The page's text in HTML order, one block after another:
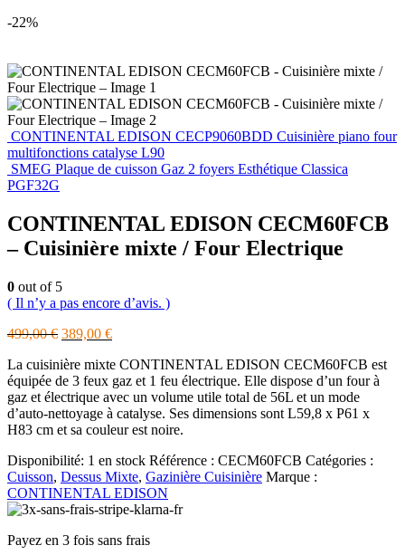
-22%
CONTINENTAL EDISON CECP9060BDD Cuisinière piano four
multifonctions catalyse L90
SMEG Plaque de cuisson Gaz 2 foyers Esthétique Classica
PGF32G
CONTINENTAL EDISON CECM60FCB
– Cuisinière mixte / Four Electrique
0 out of 5
( Il n’y a pas encore d’avis. )
499,00€ Le
initial
était :
499,00 €.
389,00 €Le
actuel
est :
389,00 €.
La cuisinière mixte CONTINENTAL EDISON CECM60FCB est
équipée de 3 feux gaz et 1 feu électrique. Elle dispose d’un four à
gaz et électrique avec un volume utile total de 56L et un mode
d’auto-nettoyage à catalyse. Ses dimensions sont L59,8 x P61 x
H83 cm et sa couleur est noire.
Disponibilité: 1 en stock Référence : CECM60FCB Catégories :
Cuisson, Dessus Mixte, Gazinière Cuisinière Marque :
CONTINENTAL EDISON
Payez en 3 fois sans frais